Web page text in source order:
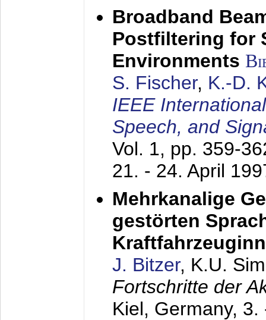
Broadband
Postfiltering for
Environments
S. Fischer, K.-D.
IEEE
Speech, and
Vol. 1, pp. 359-
21. - 24. April
Mehrkanalige
gestörten
J. Bitzer, K.U.
Fortschritte der
Kiel, Germany, 3.